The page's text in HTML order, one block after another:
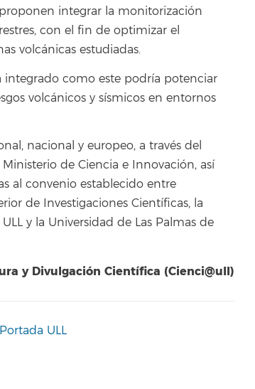
integrar la monitorización
con el fin de optimizar el
volcánicas estudiadas.
integrado como este podría potenciar
volcánicos y sísmicos en entornos
nacional y europeo, a través del
de Ciencia e Innovación, así
al convenio establecido entre
de Investigaciones Científicas, la
y la Universidad de Las Palmas de
y Divulgación Científica (Cienci@ull)
Portada ULL